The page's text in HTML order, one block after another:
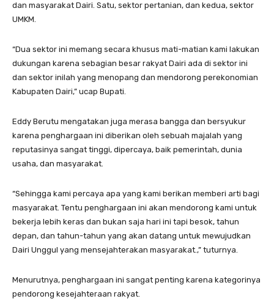
dan masyarakat Dairi. Satu, sektor pertanian, dan kedua, sektor
UMKM.
“Dua sektor ini memang secara khusus mati-matian kami lakukan
dukungan karena sebagian besar rakyat Dairi ada di sektor ini
dan sektor inilah yang menopang dan mendorong perekonomian
Kabupaten Dairi,” ucap Bupati.
Eddy Berutu mengatakan juga merasa bangga dan bersyukur
karena penghargaan ini diberikan oleh sebuah majalah yang
reputasinya sangat tinggi, dipercaya, baik pemerintah, dunia
usaha, dan masyarakat.
“Sehingga kami percaya apa yang kami berikan memberi arti bagi
masyarakat. Tentu penghargaan ini akan mendorong kami untuk
bekerja lebih keras dan bukan saja hari ini tapi besok, tahun
depan, dan tahun-tahun yang akan datang untuk mewujudkan
Dairi Unggul yang mensejahterakan masyarakat.,” tuturnya.
Menurutnya, penghargaan ini sangat penting karena kategorinya
pendorong kesejahteraan rakyat.